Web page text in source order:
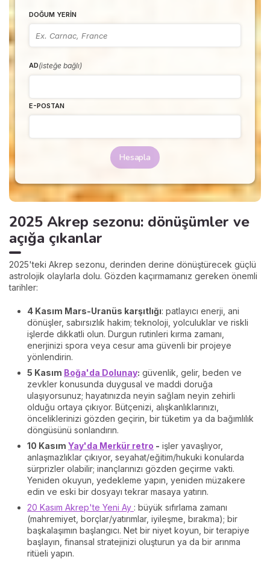
DOĞUM YERIN
AD(isteğe bağlı)
E-POSTAN
Hesapla
2025 Akrep sezonu: dönüşümler ve
açığa çıkanlar
2025'teki Akrep sezonu, derinden derine dönüştürecek güçlü
astrolojik olaylarla dolu. Gözden kaçırmamanız gereken önemli
tarihler:
4 Kasım Mars-Uranüs karşıtlığı: patlayıcı enerji, ani
dönüşler, sabırsızlık hakim; teknoloji, yolculuklar ve riskli
işlerde dikkatli olun. Durgun rutinleri kırma zamanı,
enerjinizi spora veya cesur ama güvenli bir projeye
yönlendirin.
5 Kasım Boğa'da Dolunay: güvenlik, gelir, beden ve
zevkler konusunda duygusal ve maddi doruğa
ulaşıyorsunuz; hayatınızda neyin sağlam neyin zehirli
olduğu ortaya çıkıyor. Bütçenizi, alışkanlıklarınızı,
önceliklerinizi gözden geçirin, bir tüketim ya da bağımlılık
döngüsünü sonlandırın.
10 Kasım Yay'da Merkür retro - işler yavaşlıyor,
anlaşmazlıklar çıkıyor, seyahat/eğitim/hukuki konularda
sürprizler olabilir; inançlarınızı gözden geçirme vakti.
Yeniden okuyun, yedekleme yapın, yeniden müzakere
edin ve eski bir dosyayı tekrar masaya yatırın.
20 Kasım Akrep'te Yeni Ay : büyük sıfırlama zamanı
(mahremiyet, borçlar/yatırımlar, iyileşme, bırakma); bir
başkalaşımın başlangıcı. Net bir niyet koyun, bir terapiye
başlayın, finansal stratejinizi oluşturun ya da bir arınma
ritüeli yapın.